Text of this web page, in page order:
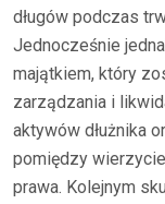
długów podczas
Jednocześnie
majątkiem, który
zarządzania i
aktywów dłużnika
pomiędzy
prawa. Kolejnym